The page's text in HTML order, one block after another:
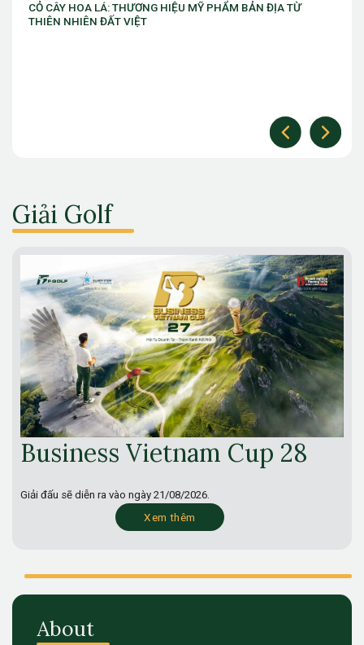
VIB ra mắt chương trình “VIB Swing – Mở khóa đặc quyền,
làm chủ thời cuộc” với ưu đãi Golf lên đến 10 triệu đồng
Giải Golf
Business Vietnam Cup 28
Giải đấu sẽ diễn ra vào ngày 21/08/2026.
Xem thêm
About